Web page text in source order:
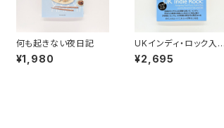
何も起きない夜日記
¥1,980
UKインディ・ロック入
門 ポスト・パンク、ギ
ター・ポップ、スカとダブ
¥2,695